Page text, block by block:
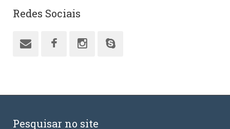
Redes Sociais
Pesquisar no site